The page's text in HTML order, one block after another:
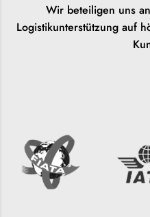
Wir beteiligen uns
Logistikunterstützung auf